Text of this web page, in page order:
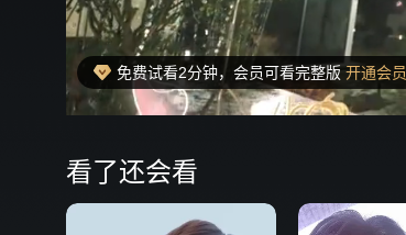
免费试看2分钟，会员可看完整版开通会员
看了还会看